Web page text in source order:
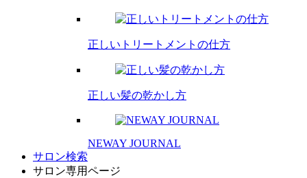
正しいトリートメントの仕方
正しい髪の乾かし方
NEWAY JOURNAL
サロン検索
サロン専用ページ